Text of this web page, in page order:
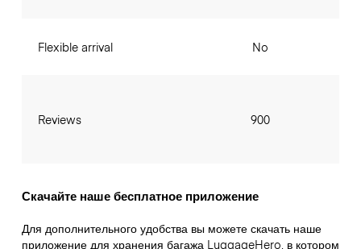
Flexible arrival
Reviews
No
900
Скачайте наше бесплатное приложение
Для дополнительного удобства вы можете скачать наше
приложение для хранения багажа LuggageHero, в котором